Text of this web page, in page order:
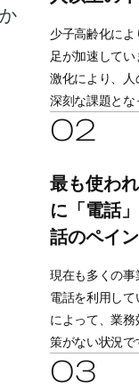
少子高齢化に
足が加速してい
激化により、
深刻な課題とな
02
最も使わ
に「電話
話のペイ
現在も多くの事
電話を利用して
によって、業
策がない状況で
03